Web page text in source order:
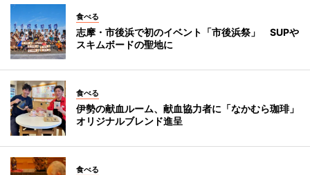
食べる
志摩・市後浜で初のイベント「市後浜祭」 SUPや
スキムボードの聖地に
食べる
伊勢の献血ルーム、献血協力者に「なかむら珈琲」
オリジナルブレンド進呈
食べる